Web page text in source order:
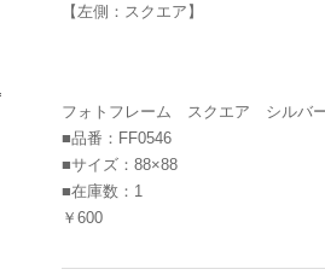
【左側：スクエア】
フォトフレーム スクエア シルバ
■品番：FF0546
■サイズ：88×88
■在庫数：1
￥600